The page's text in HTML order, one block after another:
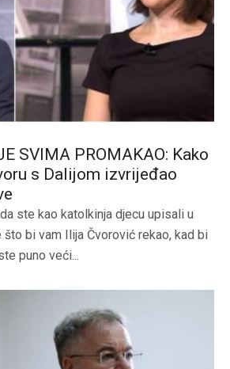
SVIMA PROMAKAO: Kako
s Dalijom izvrijeđao
ste kao katolkinja djecu upisali u
bi vam Ilija Čvorović rekao, kad bi
puno veći...